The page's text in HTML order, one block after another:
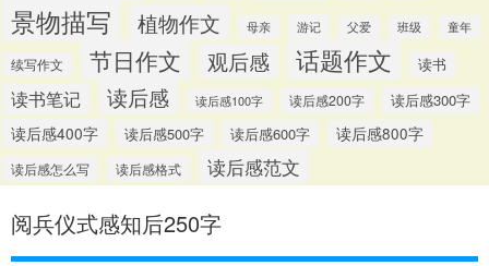
景物描写 植物作文 母亲 游记 父爱 班级 童年
续写作文 节日作文 观后感 话题作文 读书
读书笔记 读后感 读后感100字 读后感200字 读后感300字
读后感400字 读后感500字 读后感600字 读后感800字
读后感怎么写 读后感格式 读后感范文
阅兵仪式感知后250字